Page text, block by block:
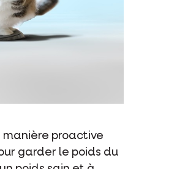
proactive
garder le poids du